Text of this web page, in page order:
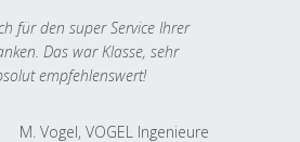
für den super Service Ihrer
Das war Klasse, sehr
empfehlenswert!
M. Vogel, VOGEL Ingenieure